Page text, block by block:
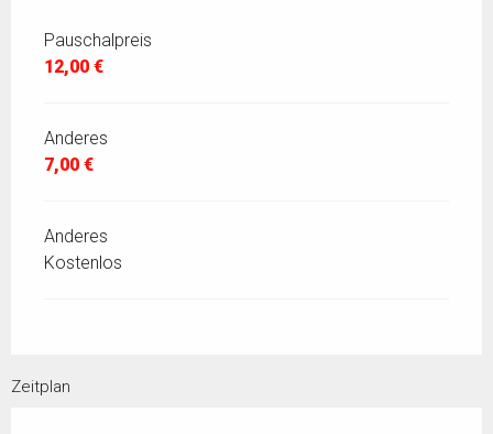
Pauschalpreis
12,00 €
Anderes
7,00 €
Anderes
Kostenlos
Zeitplan